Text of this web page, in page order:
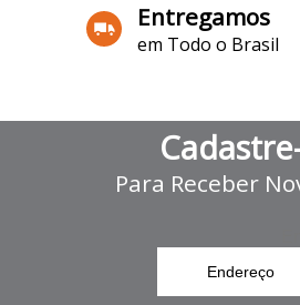
Entregamos
em Todo o Brasil
Para Receber